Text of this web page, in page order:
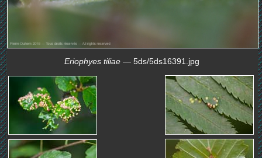
Eriophyes tiliae — 5ds/5ds16391.jpg